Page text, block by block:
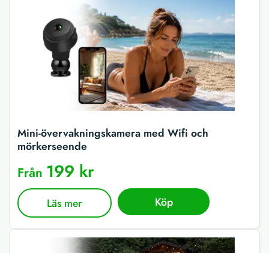
Mini-övervakningskamera med Wifi och
mörkerseende
Från 199 kr
Läs mer Köp